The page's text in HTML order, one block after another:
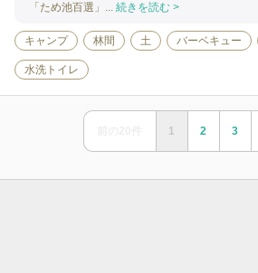
「ため池百選」... 続きを読む >
キャンプ 林間 土 バーベキュー
水洗トイレ
1 2 3